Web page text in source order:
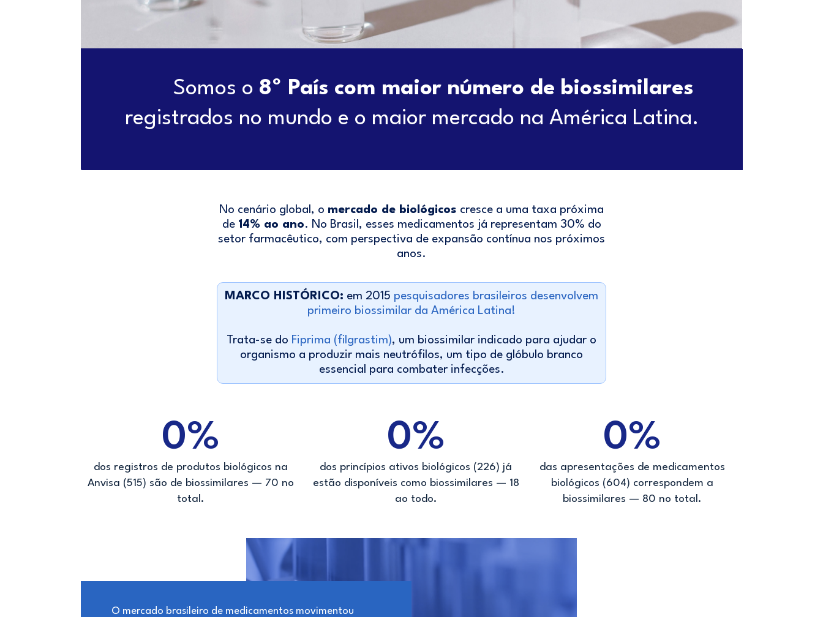
Somos o 8º País com maior número de biossimilares
registrados no mundo e o maior mercado na América Latina.
No cenário global, o mercado de biológicos cresce a uma taxa próxima
de 14% ao ano. No Brasil, esses medicamentos já representam 30% do
setor farmacêutico, com perspectiva de expansão contínua nos próximos
anos.
MARCO HISTÓRICO: em 2015 pesquisadores brasileiros desenvolvem
primeiro biossimilar da América Latina!
Trata-se do Fiprima (filgrastim), um biossimilar indicado para ajudar o
organismo a produzir mais neutrófilos, um tipo de glóbulo branco
essencial para combater infecções.
0%
dos registros de produtos biológicos na
Anvisa (515) são de biossimilares — 70 no
total.
0%
dos princípios ativos biológicos (226) já
estão disponíveis como biossimilares — 18
ao todo.
0%
das apresentações de medicamentos
biológicos (604) correspondem a
biossimilares — 80 no total.
O mercado brasileiro de medicamentos movimentou